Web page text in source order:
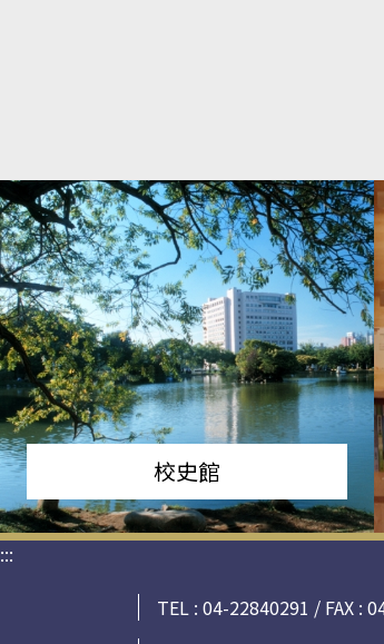
校史館
:::
TEL : 04-22840291 / FAX :